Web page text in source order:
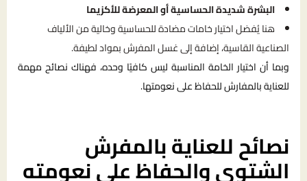
البشرة شديدة الحساسية أو المعرضة للأكزيما
هنا يُفضل اختيار خامات مضادة للحساسية وخالية من الألياف
الصناعية القاسية، إضافة إلى غسل المفرش بمواد لطيفة.
وبما أن اختيار الخامة المناسبة ليس كافيًا وحده، فهناك نصائح مهمة
للعناية بالمفارش للحفاظ على نعومتها.
نصائح للعناية بالمفرش
الشتوي والحفاظ على نعومته